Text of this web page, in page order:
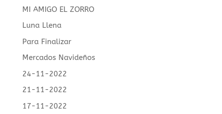
MI AMIGO EL ZORRO
Luna Llena
Para Finalizar
Mercados Navideños
24-11-2022
21-11-2022
17-11-2022